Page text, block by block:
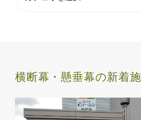
横断幕・懸垂幕の新着